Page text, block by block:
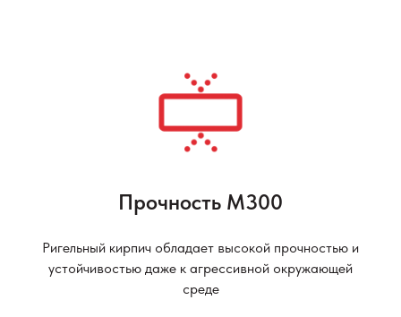
Прочность М300
Ригельный кирпич обладает высокой прочностью и
устойчивостью даже к агрессивной окружающей
среде